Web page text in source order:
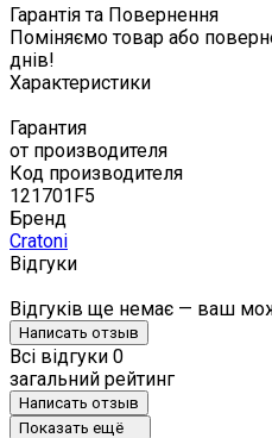
Гарантія та Повернення
Поміняємо товар або
днів!
Характеристики
Гарантия
от производителя
Код производителя
121701F5
Бренд
Cratoni
Відгуки
Відгуків ще немає — ваш
Написать отзыв
Всі відгуки 0
загальний рейтинг
Написать отзыв
Показать ещё